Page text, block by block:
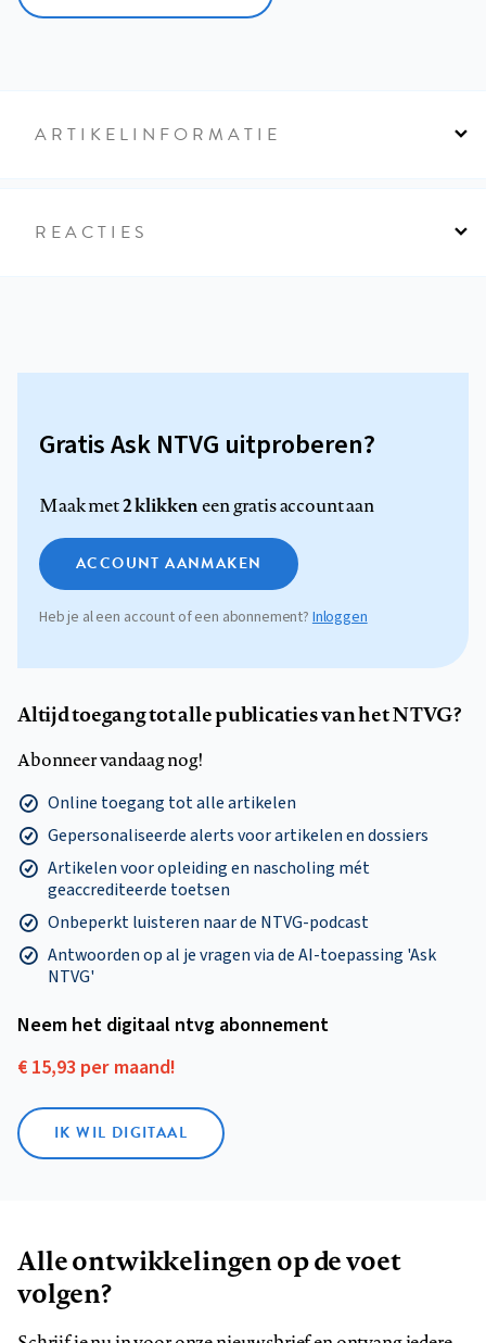
ARTIKELINFORMATIE
REACTIES
Gratis Ask NTVG uitproberen?
Maak met2 klikkeneen gratis account aan
ACCOUNT AANMAKEN
Heb je al een account of een abonnement?Inloggen
Altijd toegang tot alle publicaties van het NTVG?
Abonneer vandaag nog!
Online toegang tot alle artikelen
Gepersonaliseerde alerts voor artikelen en dossiers
Artikelen voor opleiding en nascholing mét
geaccrediteerde toetsen
Onbeperkt luisteren naar de NTVG-podcast
Antwoorden op al je vragen via de AI-toepassing 'Ask
NTVG'
Neem het digitaal ntvg abonnement
€ 15,93 per maand!
IK WIL DIGITAAL
Alle ontwikkelingen op de voet
volgen?